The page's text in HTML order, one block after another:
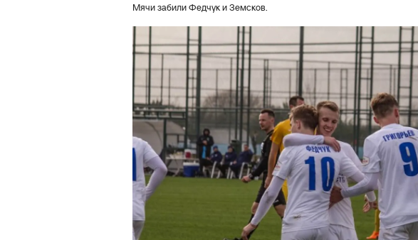
Мячи забили Федчук и Земсков.